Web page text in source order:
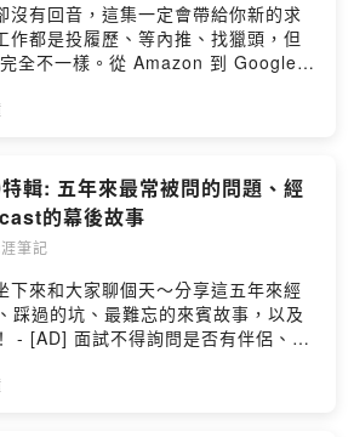
沒有回音，這集一定會帶給你新的求
作都是投履歷、等內推、找獵頭，但
全不一樣。從 Amazon 到 Google，
品集交到對方手上，跳過HR
。台中市勞工局關心您。連結：
商業合作請私訊我的
或 email:
賓介紹 Cindy Kung
(00:00) 廣
內容摘要+來賓背景介紹
司工作？ (05:15) 在美國求職的殘
manager 會花多少時間看履歷跟
拿到Google 的面試？與面試官Ａ
輯: 五年來最常被問的問題、經
的幕後故事
筆記
下來和大家聊個天～分享這五年來經
踩過的坑、最難忘的來賓故事，以及
- [AD] 面試不得詢問是否有伴侶、婚
心您。